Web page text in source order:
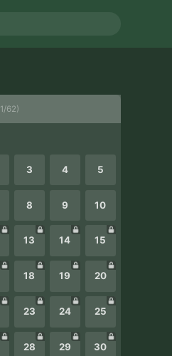
1/62)
3 4 5
8 9 10
13 14 15
18 19 20
23 24 25
28 29 30